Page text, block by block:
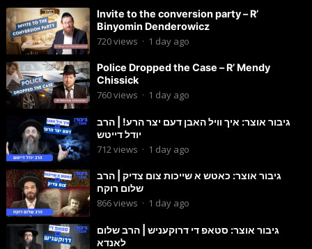
Invite to the conversion party – R’
Binyomin Denderowicz
720views · 1 day ago
Police Dropped the Case – R’ Mendy
Chissick
760views · 1 day ago
גיבור אוצר: איך וויל האבן דעם יצר הרע! | הרב
יודל דייטש
712views · 1 day ago
גיבור אוצר: כאטש א שייכות צום צדיק | הרב
שלום רוקח
866views · 1 day ago
גיבור אוצר: סטאפ די דרוקעניש | הרב שלום
לאנדא